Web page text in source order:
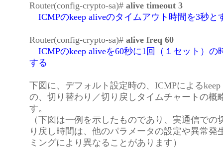
Router(config-crypto-sa)# alive timeout 3
ICMPのkeep aliveのタイムアウト時間を3秒と
Router(config-crypto-sa)# alive freq 60
ICMPのkeep aliveを60秒に1回（１セット）の
する
下図に、デフォルト設定時の、ICMPによるkeep
の、切り替わり／切り戻しタイムチャートの概
す。
（下図は一例を示したものであり、実通信での
り戻し時間は、他のパラメータの設定や異常発
ミングにより異なることがあります）